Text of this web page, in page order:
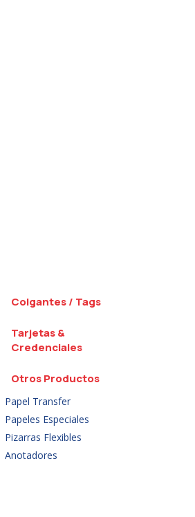
Colgantes / Tags
Tarjetas &
Credenciales
Otros Productos
Papel Transfer
Papeles Especiales
Pizarras Flexibles
Anotadores